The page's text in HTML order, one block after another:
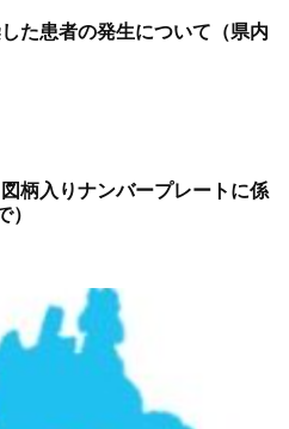
た患者の発生について（県内
柄入りナンバープレートに係